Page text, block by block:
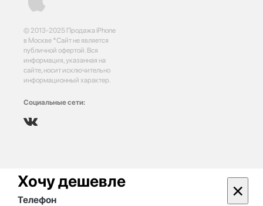
© 2013-2025 Продажа iPhone
в Москве *Сайт не является
публичной офертой. Вся
информация, указанная на
сайте, носит исключительно
информационный характер.
Социальные сети:
Хочу дешевле ×
Телефон